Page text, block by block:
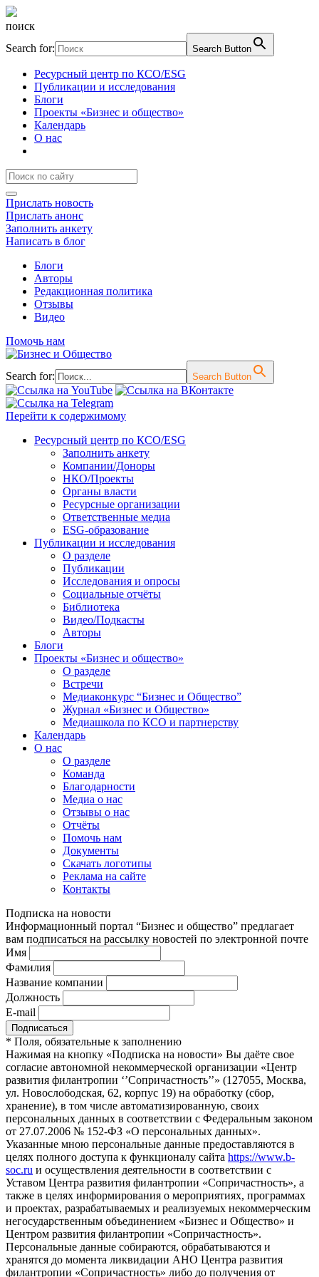
поиск
Search for:
Search Button
Ресурсный центр по КСО/ESG
Публикации и исследования
Блоги
Проекты «Бизнес и общество»
Календарь
О нас
Прислать новость
Прислать анонс
Заполнить анкету
Написать в блог
Блоги
Авторы
Редакционная политика
Отзывы
Видео
Помочь нам
Search for: Search Button
Перейти к содержимому
Ресурсный центр по КСО/ESG
Заполнить анкету
Компании/Доноры
НКО/Проекты
Органы власти
Ресурсные организации
Ответственные медиа
ESG-образование
Публикации и исследования
О разделе
Публикации
Исследования и опросы
Социальные отчёты
Библиотека
Видео/Подкасты
Авторы
Блоги
Проекты «Бизнес и общество»
О разделе
Встречи
Медиаконкурс “Бизнес и Общество”
Журнал «Бизнес и Общество»
Медиашкола по КСО и партнерству
Календарь
О нас
О разделе
Команда
Благодарности
Медиа о нас
Отзывы о нас
Отчёты
Помочь нам
Документы
Скачать логотипы
Реклама на сайте
Контакты
Подписка на новости
Информационный портал “Бизнес и общество” предлагает
вам подписаться на рассылку новостей по электронной почте
Имя
Фамилия
Название компании
Должность
E-mail
* Поля, обязательные к заполнению
Нажимая на кнопку «Подписка на новости» Вы даёте свое
согласие автономной некоммерческой организации «Центр
развития филантропии ‘’Сопричастность’’» (127055, Москва,
ул. Новослободская, 62, корпус 19) на обработку (сбор,
хранение), в том числе автоматизированную, своих
персональных данных в соответствии с Федеральным законом
от 27.07.2006 № 152-ФЗ «О персональных данных».
Указанные мною персональные данные предоставляются в
целях полного доступа к функционалу сайта https://www.b-
soc.ru и осуществления деятельности в соответствии с
Уставом Центра развития филантропии «Сопричастность», а
также в целях информирования о мероприятиях, программах
и проектах, разрабатываемых и реализуемых некоммерческим
негосударственным объединением «Бизнес и Общество» и
Центром развития филантропии «Сопричастность».
Персональные данные собираются, обрабатываются и
хранятся до момента ликвидации АНО Центра развития
филантропии «Сопричастность» либо до получения от